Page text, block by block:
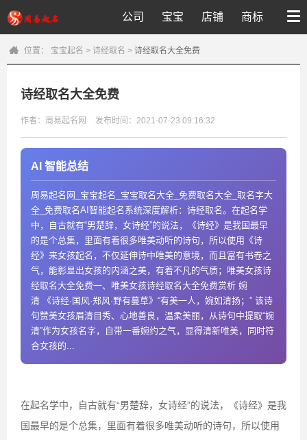
公司 宝宝 店铺 商标
位置： 宝宝起名 > 诗经取名 > 诗经取名大全免费
诗经取名大全免费
作者：周易起名网 发布时间：2021-07-23 09:16:32
AI 智能总结
周易起名网_宝宝起名_宝宝取名大全_免费取名大全_取名字大
全_免费取名AI智能起名系统深度解析：诗经取名。在起名学
中，自古就有“男楚辞，女诗经”的说法，《诗经》是我国最早
的是个总集，里面有着很多唯美动听的诗句，所以使用《诗
经》来女孩起名，不仅延伸诗中唯美的意境，而且富有书卷之
气，能彰显出女孩的内涵之美，有着不凡的气质；唯美女孩诗
经取名大全免费一、唯美女孩诗经取名大全免费赏析 婉
清 《诗经·国风·郑风·野有蔓草》“有美一人，婉如清扬；” 该诗
句赞美女孩眉清目秀、心地善良，温柔美丽，从诗句中提取“婉
清”作为女孩名字，自带一番婉约之气，显得清新唯美，同时符
合女孩的...
在起名学中，自古就有“男楚辞，女诗经”的说法，《诗经》是我
国最早的是个总集，里面有着很多唯美动听的诗句，所以使用